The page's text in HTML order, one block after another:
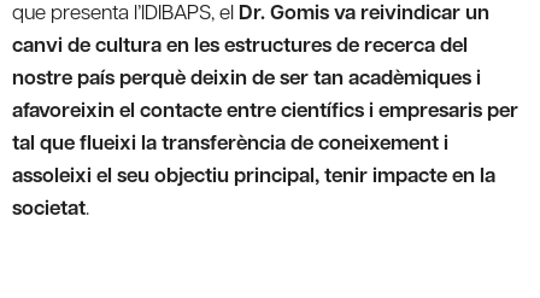
que presenta l’IDIBAPS, el Dr. Gomisva reivindicar un
canvi de cultura en les estructures de recerca del
nostre país perquè deixin de ser tan acadèmiques i
afavoreixin el contacte entre científics i empresaris per
tal que flueixi la transferència de coneixement i
assoleixi el seu objectiu principal, tenir impacte en la
societat.